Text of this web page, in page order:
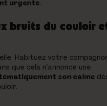
urgente.
bruits du couloir
Habituez votre
que cela n'annonce une
son calme